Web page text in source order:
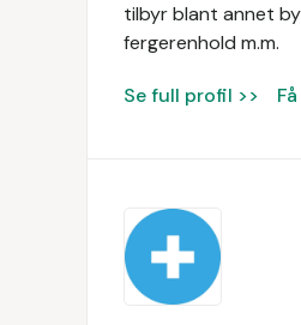
tilbyr blant annet
fergerenhold m.m.
Se full profil >>